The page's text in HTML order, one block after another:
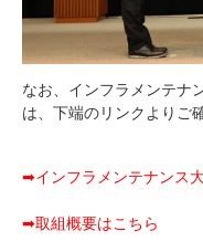
なお、インフラメンテナ
は、下端のリンクよりご
➡インフラメンテナンス
➡取組概要はこちら